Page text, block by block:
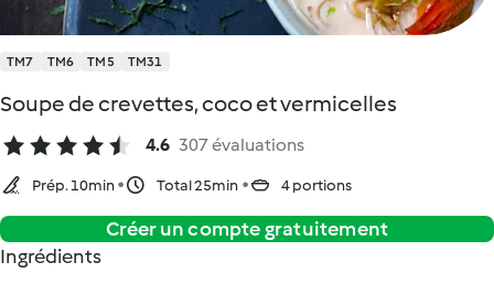
TM7 TM6 TM5 TM31
Soupe de crevettes, coco et vermicelles
4.6 307 évaluations
Prép. 10min Total 25min 4 portions
Créer un compte gratuitement
Ingrédients